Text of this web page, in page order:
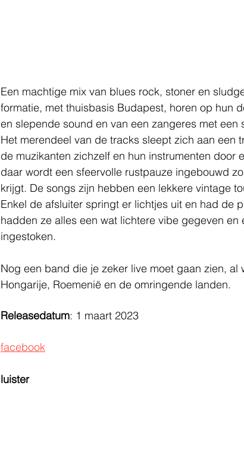
Een machtige mix van blues rock, stoner en
formatie, met thuisbasis Budapest, horen op hun
en slepende sound en van een zangeres met een
Het merendeel van de tracks sleept zich aan een
de muzikanten zichzelf en hun instrumenten door
daar wordt een sfeervolle rustpauze ingebouwd
krijgt. De songs zijn hebben een lekkere vintage
Enkel de afsluiter springt er lichtjes uit en had de
hadden ze alles een wat lichtere vibe gegeven
ingestoken.
Nog een band die je zeker live moet gaan zien,
Hongarije, Roemenië en de omringende landen.
Releasedatum: 1 maart 2023
facebook
luister